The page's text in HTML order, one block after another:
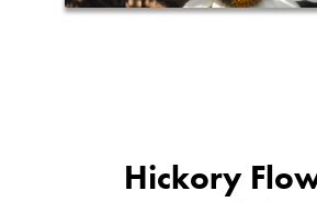
Hickory